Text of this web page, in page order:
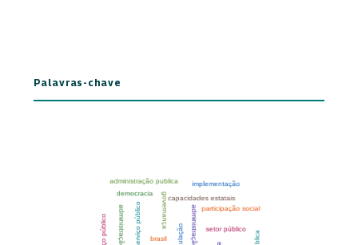
Palavras-chave